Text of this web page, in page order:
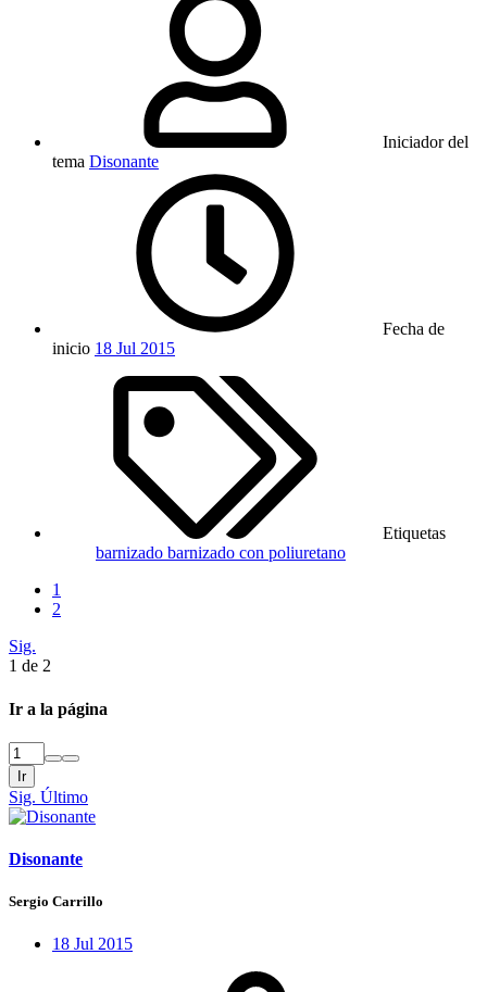
Iniciador del
tema Disonante
Fecha de
inicio 18 Jul 2015
Etiquetas
barnizado barnizado con poliuretano
1
2
Sig.
1 de 2
Ir a la página
Ir
Sig. Último
Disonante
Sergio Carrillo
18 Jul 2015